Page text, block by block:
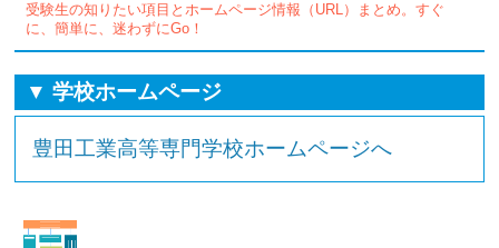
受験生の知りたい項目とホームページ情報（URL）まとめ。すぐ
に、簡単に、迷わずにGo！
▼ 学校ホームページ
豊田工業高等専門学校ホームページへ